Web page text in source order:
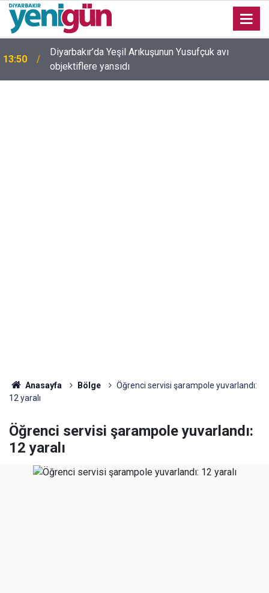
13:35
Adalet Bakanı Akın Gürlek’ten internet haberciliğine
güvence: Ekim ayında Meclis'e geliyor
Anasayfa Bölge
Öğrenci servisi şarampole yuvarlandı:
12 yaralı
Öğrenci servisi şarampole yuvarlandı:
12 yaralı